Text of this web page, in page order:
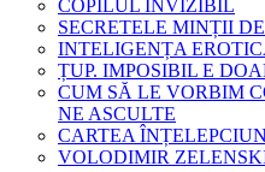
COPILUL INVIZIBIL
SECRETELE MINȚII
INTELIGENȚA
ȚUP. IMPOSIBIL E
CUM SĂ LE VORBIM
NE ASCULTE
CARTEA
VOLODIMIR